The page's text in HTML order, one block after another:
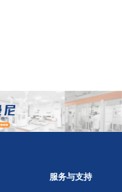
服务与支持